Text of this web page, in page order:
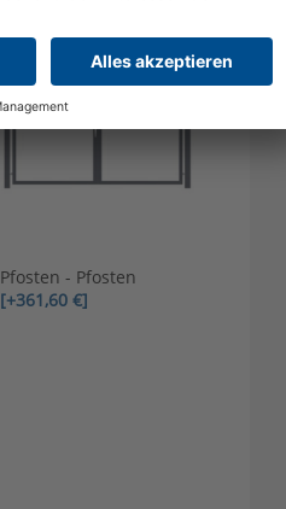
Pfosten - Pfosten
[+361,60 €]